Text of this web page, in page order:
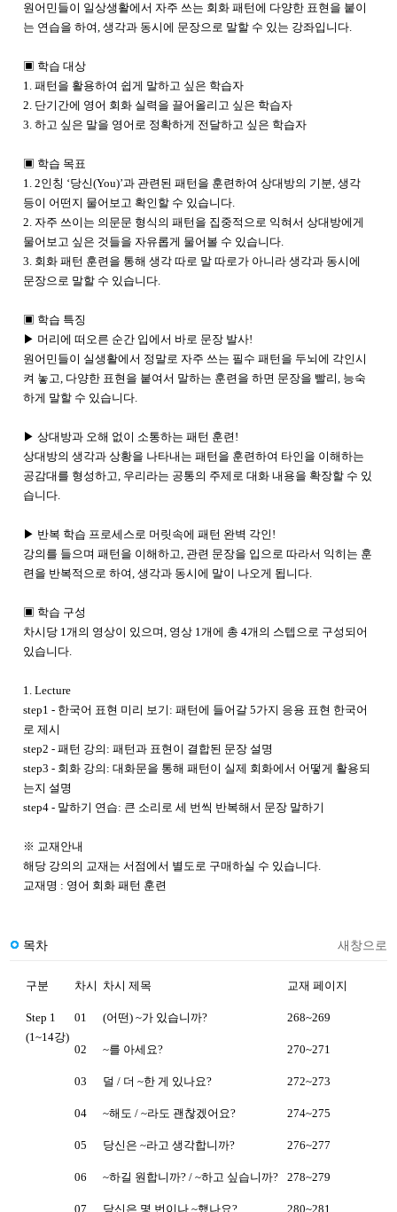
원어민들이 일상생활에서 자주 쓰는 회화 패턴에 다양한 표현을 붙이
는 연습을 하여, 생각과 동시에 문장으로 말할 수 있는 강좌입니다.
▣ 학습 대상
1. 패턴을 활용하여 쉽게 말하고 싶은 학습자
2. 단기간에 영어 회화 실력을 끌어올리고 싶은 학습자
3. 하고 싶은 말을 영어로 정확하게 전달하고 싶은 학습자
▣ 학습 목표
1. 2인칭 ‘당신(You)’과 관련된 패턴을 훈련하여 상대방의 기분, 생각
등이 어떤지 물어보고 확인할 수 있습니다.
2. 자주 쓰이는 의문문 형식의 패턴을 집중적으로 익혀서 상대방에게
물어보고 싶은 것들을 자유롭게 물어볼 수 있습니다.
3. 회화 패턴 훈련을 통해 생각 따로 말 따로가 아니라 생각과 동시에
문장으로 말할 수 있습니다.
▣ 학습 특징
▶ 머리에 떠오른 순간 입에서 바로 문장 발사!
원어민들이 실생활에서 정말로 자주 쓰는 필수 패턴을 두뇌에 각인시
켜 놓고, 다양한 표현을 붙여서 말하는 훈련을 하면 문장을 빨리, 능숙
하게 말할 수 있습니다.
▶ 상대방과 오해 없이 소통하는 패턴 훈련!
상대방의 생각과 상황을 나타내는 패턴을 훈련하여 타인을 이해하는
공감대를 형성하고, 우리라는 공통의 주제로 대화 내용을 확장할 수 있
습니다.
▶ 반복 학습 프로세스로 머릿속에 패턴 완벽 각인!
강의를 들으며 패턴을 이해하고, 관련 문장을 입으로 따라서 익히는 훈
련을 반복적으로 하여, 생각과 동시에 말이 나오게 됩니다.
▣ 학습 구성
차시당 1개의 영상이 있으며, 영상 1개에 총 4개의 스텝으로 구성되어
있습니다.
1. Lecture
step1 - 한국어 표현 미리 보기: 패턴에 들어갈 5가지 응용 표현 한국어
로 제시
step2 - 패턴 강의: 패턴과 표현이 결합된 문장 설명
step3 - 회화 강의: 대화문을 통해 패턴이 실제 회화에서 어떻게 활용되
는지 설명
step4 - 말하기 연습: 큰 소리로 세 번씩 반복해서 문장 말하기
※ 교재안내
해당 강의의 교재는 서점에서 별도로 구매하실 수 있습니다.
교재명 : 영어 회화 패턴 훈련
목차 새창으로
구분 차시 차시 제목 교재 페이지
Step 1
(1~14강)
01 (어떤) ~가 있습니까? 268~269
02 ~를 아세요? 270~271
03 덜 / 더 ~한 게 있나요? 272~273
04 ~해도 / ~라도 괜찮겠어요? 274~275
05 당신은 ~라고 생각합니까? 276~277
06 ~하길 원합니까? / ~하고 싶습니까? 278~279
07 당신은 몇 번이나 ~했나요? 280~281